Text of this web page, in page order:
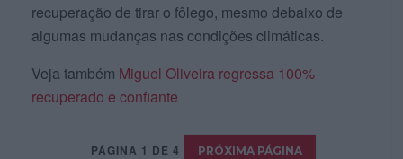
recuperação de tirar o fôlego, mesmo debaixo de
algumas mudanças nas condições climáticas.
Veja também Miguel Oliveira regressa 100%
recuperado e confiante
PÁGINA 1 DE 4